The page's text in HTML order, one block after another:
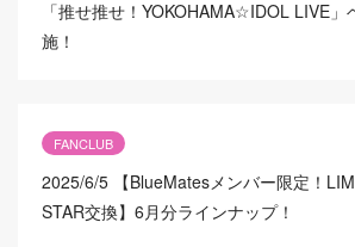
「推せ推せ！YOKOHAMA☆IDOL LIVE」
施！
FANCLUB
2025/6/5 【BlueMatesメンバー限定！
STAR交換】6月分ラインナップ！